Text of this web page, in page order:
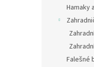
Hamaky
Falešné